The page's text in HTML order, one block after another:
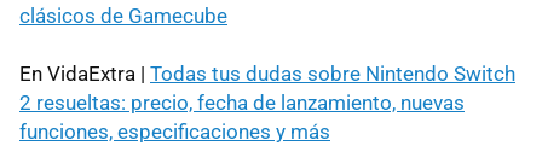
clásicos de Gamecube
En VidaExtra | Todas tus dudas sobre Nintendo Switch
2 resueltas: precio, fecha de lanzamiento, nuevas
funciones, especificaciones y más